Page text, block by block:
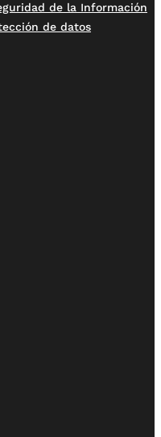
de la Información
de datos